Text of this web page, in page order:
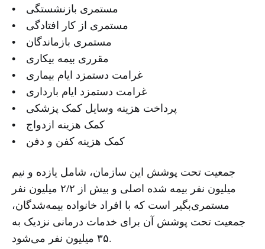
• مستمری بازنشستگی
• مستمری از کار افتادگی
• مستمری بازماندگان
• مقرری بیمه بیکاری
• غرامت دستمزد ایام بیماری
• غرامت دستمزد ایام بارداری
• پرداخت هزینه وسایل کمک پزشکی
• کمک هزینه ازدواج
• کمک هزینه کفن و دفن
جمعیت تحت پوشش این سازمان، شامل یازده و نیم
میلیون نفر بیمه شده اصلی و بیش از ۲/۲ میلیون نفر
مستمری‌بگیر است که با افراد خانواده بیمه‌شدگان،
جمعیت تحت پوشش آن برای خدمات درمانی نزدیک به
۳۵ میلیون نفر می‌شود.